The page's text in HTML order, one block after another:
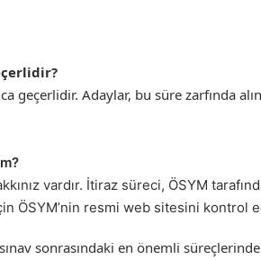
geçerlidir. Adaylar, bu süre zarfında
vardır. İtiraz süreci, ÖSYM
ÖSYM’nin resmi web sitesini kontrol
sonrasındaki en önemli